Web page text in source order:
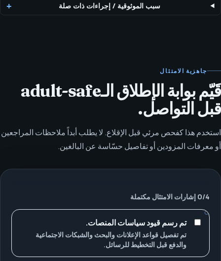
سبب الموثوقية /إجراءات ذات صلة
جاهزية الامتثال
قَيّم بوابة الإطلاق الـadult-safe
قبل التواصل.
استخدم هذا كفحص مرئي قبل الإقلاع. لا يطلب أبداً ملاحظات المراجعين
أو معرفات المزودين أو تفاصيل حسّاسة عن البالغين.
0/4 إشارات الامتثال مكتملة
تم رسم قيود سياسات المنصات.
تم تفصيل قواعد الإعلانات والبحث والشبكات الاجتماعية
والدفع قبل التخطيط للرسائل.